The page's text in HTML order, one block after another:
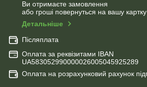
Ви отримаєте замовлення
або гроші повернуться на вашу картку
Детальніше
Післяплата
Оплата за реквізитами IBAN
UA583052990000026005045925289
Оплата на розрахунковий рахунок